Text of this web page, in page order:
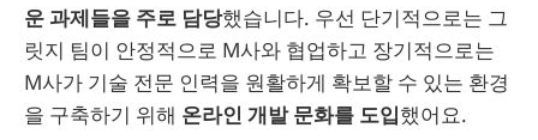
운 과제들을 주로 담당했습니다. 우선 단기적으로는 그
릿지 팀이 안정적으로 M사와 협업하고 장기적으로는
M사가 기술 전문 인력을 원활하게 확보할 수 있는 환경
을 구축하기 위해 온라인 개발 문화를 도입했어요.